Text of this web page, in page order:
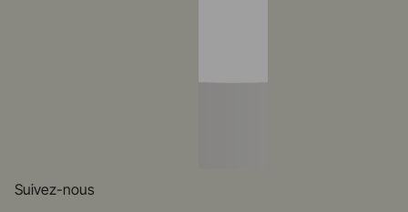
Suivez-nous